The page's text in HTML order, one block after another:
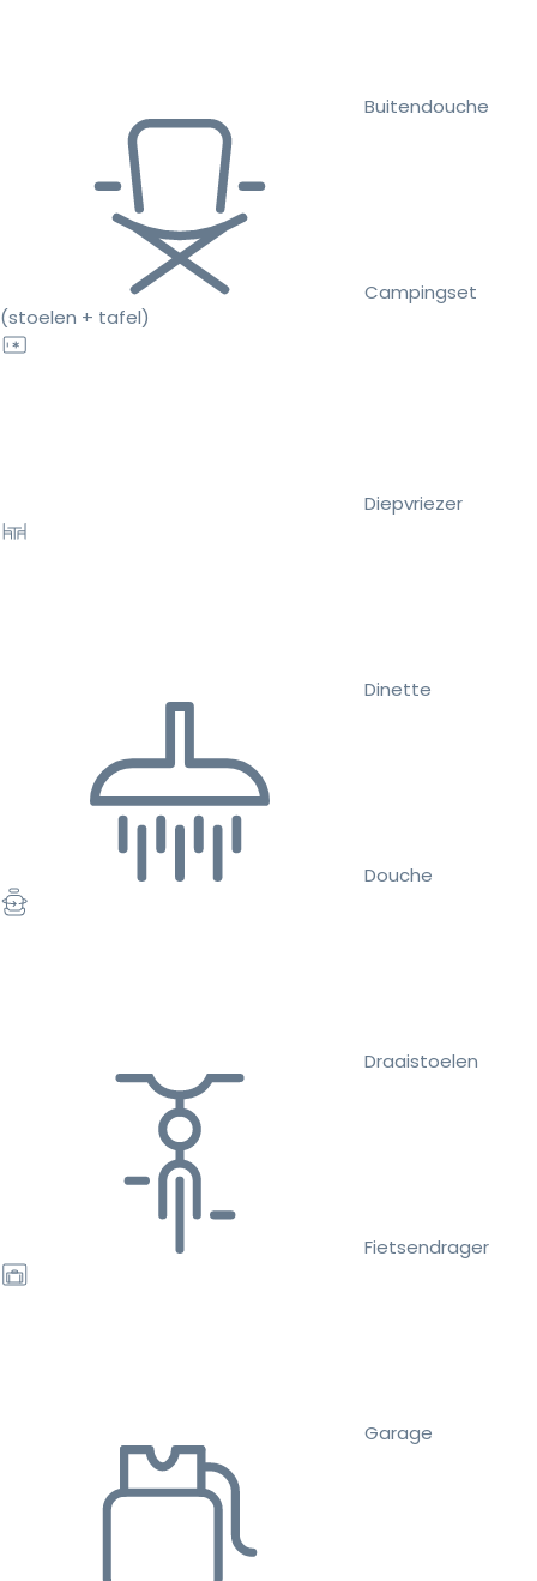
Buitendouche
Campingset
(stoelen + tafel)
Diepvriezer
Dinette
Douche
Draaistoelen
Fietsendrager
Garage